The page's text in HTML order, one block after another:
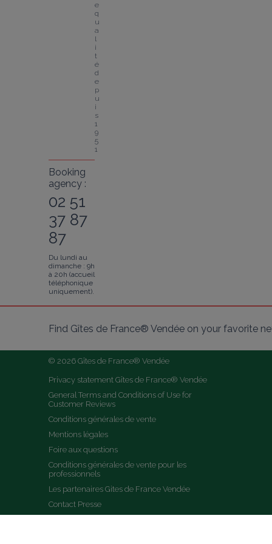
e
q
u
a
l
i
t
é
d
e
p
u
i
s
1
9
5
1
Booking
agency :
02 51
37 87
87
Du lundi au
dimanche : 9h
à 20h (accueil
téléphonique
uniquement).
Find Gîtes de France® Vendée on your favorite
© 2026 Gîtes de France® Vendée
Privacy statement Gîtes de France® Vendée
General Terms and Conditions of Use for
Customer Reviews
Conditions générales de vente
Mentions légales
Foire aux questions
Conditions générales de vente pour les
professionnels
Les partenaires Gites de France Vendée
Contact Presse